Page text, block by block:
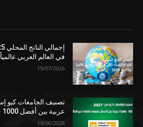
في العالم العربي عالمياً
19/07/2026
عربية بين أفضل 1000 جامعة في العالم
19/06/2026